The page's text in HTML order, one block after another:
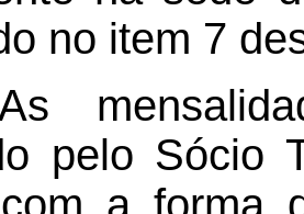
no item 7
pelo Sócio
a forma